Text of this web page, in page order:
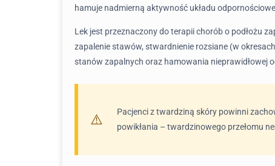
hamuje nadmierną aktywność układu
Lek jest przeznaczony do terapii chorób o podłożu
zapalenie stawów, stwardnienie rozsiane (w
stanów zapalnych oraz hamowania nieprawidłowej
Pacjenci z twardziną skóry powinni
powikłania – twardzinowego przełomu